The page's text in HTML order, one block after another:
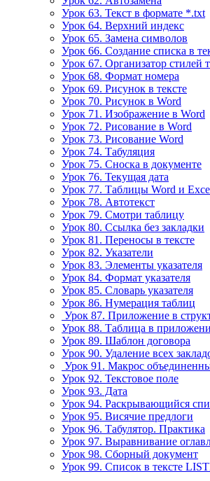
Урок 63. Текст в формате *.txt
Урок 64. Верхний индекс
Урок 65. Замена символов
Урок 66. Создание списка в
Урок 67. Организатор стилей
Урок 68. Формат номера
Урок 69. Рисунок в тексте
Урок 70. Рисунок в Word
Урок 71. Изображение в Word
Урок 72. Рисование в Word
Урок 73. Рисование Word
Урок 74. Табуляция
Урок 75. Сноска в документе
Урок 76. Текущая дата
Урок 77. Таблицы Word и
Урок 78. Автотекст
Урок 79. Смотри таблицу
Урок 80. Ссылка без закладки
Урок 81. Переносы в тексте
Урок 82. Указатели
Урок 83. Элементы указателя
Урок 84. Формат указателя
Урок 85. Словарь указателя
Урок 86. Нумерация таблиц
Урок 87. Приложение в
Урок 88. Таблица в
Урок 89. Шаблон договора
Урок 90. Удаление всех
Урок 91. Макрос
Урок 92. Текстовое поле
Урок 93. Дата
Урок 94. Раскрывающийся
Урок 95. Висячие предлоги
Урок 96. Табулятор. Практика
Урок 97. Выравнивание
Урок 98. Сборный документ
Урок 99. Список в тексте